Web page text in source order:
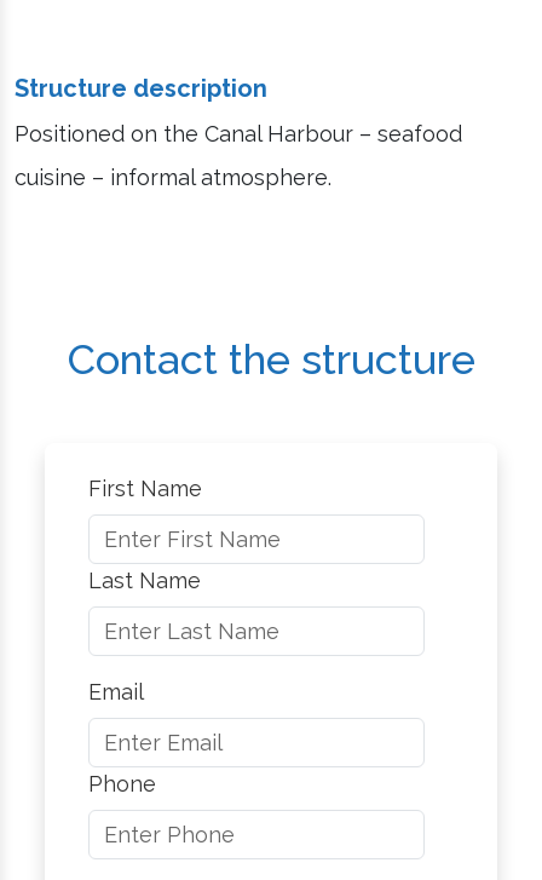
Structure description
Positioned on the Canal Harbour – seafood
cuisine – informal atmosphere.
Contact the structure
First Name
Last Name
Email
Phone